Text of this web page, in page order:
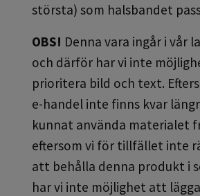
största) som halsbandet
OBS! Denna vara ingår i vår
och därför har vi inte
prioritera bild och text.
e-handel inte finns kvar
kunnat använda materialet
eftersom vi för tillfället inte
att behålla denna produkt i
har vi inte möjlighet att